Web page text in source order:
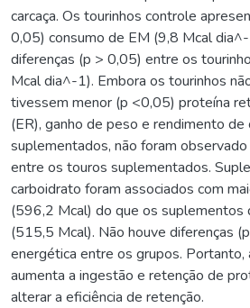
carcaça. Os tourinhos controle
0,05) consumo de EM (9,8 Mcal
diferenças (p > 0,05) entre os
Mcal dia^-1). Embora os tourinhos
tivessem menor (p <0,05) proteína
(ER), ganho de peso e rendimento de
suplementados, não foram
entre os touros suplementados.
carboidrato foram associados com
(596,2 Mcal) do que os suplementos
(515,5 Mcal). Não houve diferenças
energética entre os grupos. Portanto,
aumenta a ingestão e retenção de
alterar a eficiência de retenção.